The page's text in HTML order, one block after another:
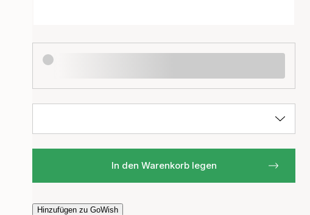
In den Warenkorb legen
Hinzufügen zu GoWish